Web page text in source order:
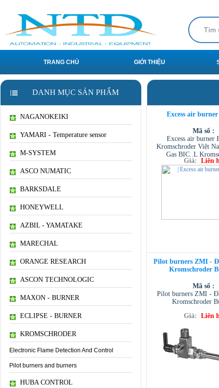
TRANG CHỦ GIỚI THIỆU
DANH MỤC SẢN PHẨM
NAGANOKEIKI
YAMARI - Temperature sensor
M-SYSTEM
ASCO NUMATIC
BARKSDALE
HONEYWELL
AZBIL - YAMATAKE
MARECHAL
ORANGE RESEARCH
ASCON TECHNOLOGIC
MAXON - BURNER
ECLIPSE - BURNER
KROMSCHRODER
Electronic Flame Detection And Control
Pilot burners and burners
HUBA CONTROL
Excess air
Mã số :
Excess air burner
Kromschroder Việt
Gas BIC..L
Kromschroder
Giá: Liên
Pilot burners ZMI -
Kromschroder
Mã số :
Pilot burners ZMI -
Kromschroder
Giá: Liên